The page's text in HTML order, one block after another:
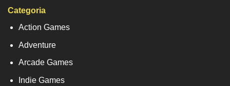
Categoria
Action Games
Adventure
Arcade Games
Indie Games